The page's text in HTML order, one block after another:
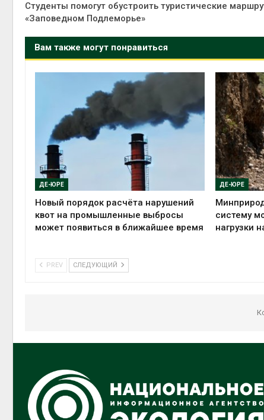
Студенты помогут обустроить туристические
«Заповедном Подлеморье»
Вам также могут понравиться
ДЕ-ЮРЕ
Новый порядок расчёта нарушений
квот на промышленные выбросы
может появиться в ближайшее время
ДЕ-ЮРЕ
систему
нагрузки
PREV СЛЕДУЮЩИЙ